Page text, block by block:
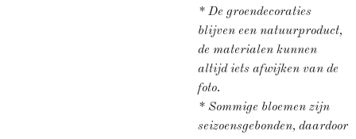
* De groendecoraties
blijven een natuurproduct,
de materialen kunnen
altijd iets afwijken van de
foto.
* Sommige bloemen zijn
seizoensgebonden, daardoor